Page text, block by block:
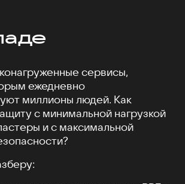
сервисы,
ежедневно
миллионы людей. Как
с минимальной нагрузкой
и с максимальной